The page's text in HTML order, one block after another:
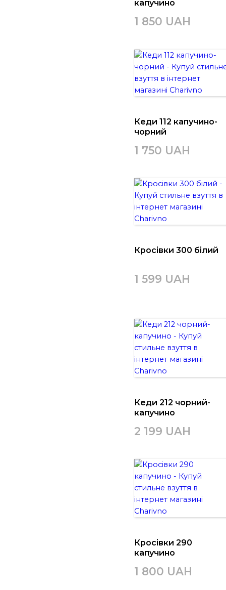
капучино
1 850 UAH
Кеди 112 капучино-
чорний
1 750 UAH
Кросівки 300 білий
1 599 UAH
Кеди 212 чорний-
капучино
2 199 UAH
Кросівки 290
капучино
1 800 UAH